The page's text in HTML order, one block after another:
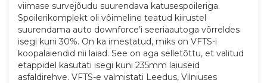
viimase survejõudu suurendava katusespoileriga.
Spoilerikomplekt oli võimeline teatud kiirustel
suurendama auto downforce’i seeriaautoga võrreldes
isegi kuni 30%. On ka imestatud, miks on VFTS-i
koopalaiendid nii laiad. See on aga selletõttu, et valitud
etappidel kasutati isegi kuni 235mm laiuseid
asfaldirehve. VFTS-e valmistati Leedus, Vilniuses